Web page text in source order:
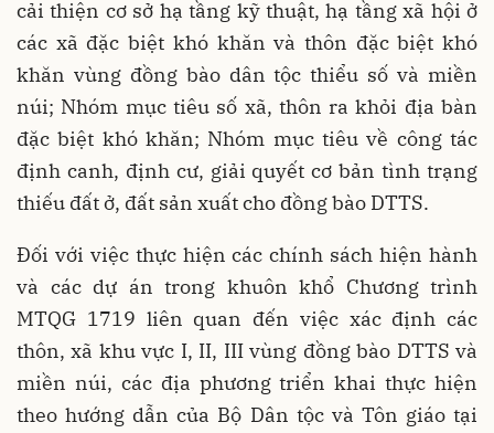
cải thiện cơ sở hạ tầng kỹ thuật, hạ tầng xã hội ở
các xã đặc biệt khó khăn và thôn đặc biệt khó
khăn vùng đồng bào dân tộc thiểu số và miền
núi; Nhóm mục tiêu số xã, thôn ra khỏi địa bàn
đặc biệt khó khăn; Nhóm mục tiêu về công tác
định canh, định cư, giải quyết cơ bản tình trạng
thiếu đất ở, đất sản xuất cho đồng bào DTTS.
Đối với việc thực hiện các chính sách hiện hành
và các dự án trong khuôn khổ Chương trình
MTQG 1719 liên quan đến việc xác định các
thôn, xã khu vực I, II, III vùng đồng bào DTTS và
miền núi, các địa phương triển khai thực hiện
theo hướng dẫn của Bộ Dân tộc và Tôn giáo tại